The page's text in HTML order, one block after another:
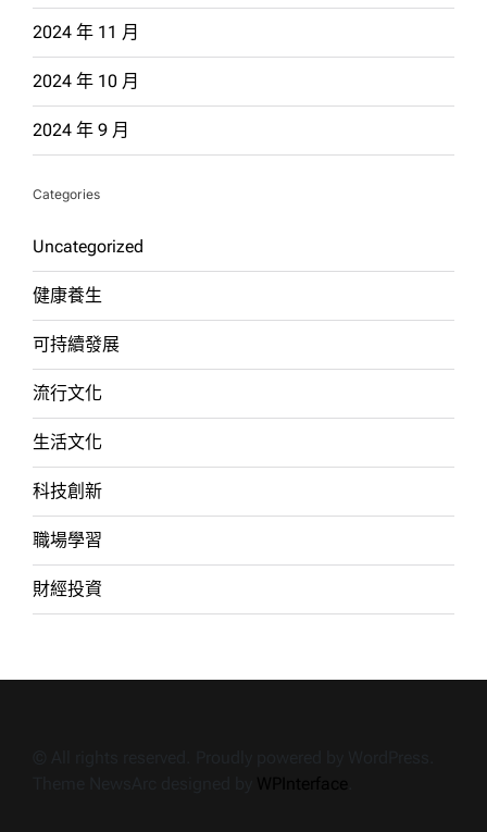
2024 年 11 月
2024 年 10 月
2024 年 9 月
Categories
Uncategorized
健康養生
可持續發展
流行文化
生活文化
科技創新
職場學習
財經投資